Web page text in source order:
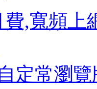
費,寬頻上
定常瀏